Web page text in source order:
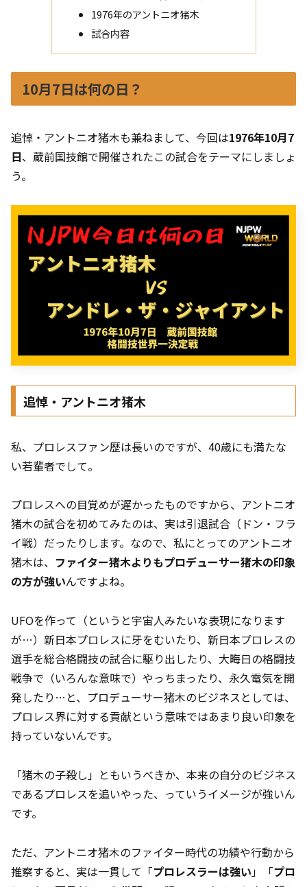
1976年のアントニオ猪木
試合内容
10月7日は何の日？
追悼・アントニオ猪木も兼ねまして、今回は1976年10月7
日、蔵前国技館で開催されたこの試合をテーマにしましょ
う。
追悼・アントニオ猪木
私、プロレスファン歴は長いのですが、40歳にも満たな
い若輩者でして。
プロレスへの目覚めが遅かったものですから、アントニオ
猪木の試合を初めてみたのは、実は引退試合（ドン・フラ
イ戦）だったりします。なので、私にとってのアントニオ
猪木は、 ファイター猪木よりもプロデューサー猪木の印象
の方が強いんですよね。
UFOを作って（というと宇宙人みたいな表現になります
が…）新日本プロレスに牙をむいたり、新日本プロレスの
選手を総合格闘技の試合に駆り出したり、大晦日の格闘技
戦争で（いろんな意味で）やっちまったり、永久電気を開
発したり…と、プロデューサー猪木のビジネスとしては、
プロレス界に対する貢献という意味ではあまり良い印象を
持っていないんです。
「猪木の子殺し」ともいうべきか、本来の自分のビジネス
であるプロレスを追いやった、っていうイメージが強いん
です。
ただ、アントニオ猪木のファイター時代の功績や行動から
推察すると、実は一貫して「プロレスラーは強い 」「プロ